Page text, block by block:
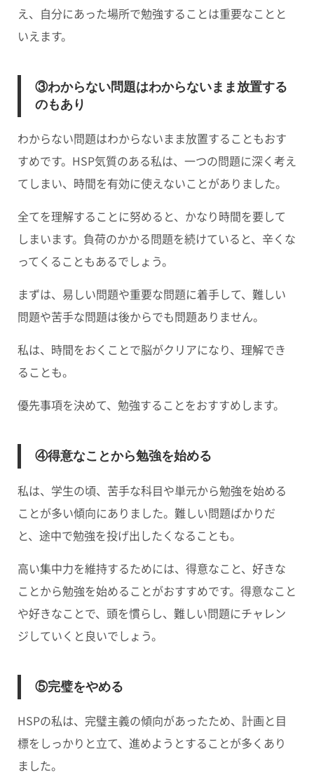
え、自分にあった場所で勉強することは重要なことと
いえます。
③わからない問題はわからないまま放置する
のもあり
わからない問題はわからないまま放置することもおす
すめです。HSP気質のある私は、一つの問題に深く考え
てしまい、時間を有効に使えないことがありました。
全てを理解することに努めると、かなり時間を要して
しまいます。負荷のかかる問題を続けていると、辛くな
ってくることもあるでしょう。
まずは、易しい問題や重要な問題に着手して、難しい
問題や苦手な問題は後からでも問題ありません。
私は、時間をおくことで脳がクリアになり、理解でき
ることも。
優先事項を決めて、勉強することをおすすめします。
④得意なことから勉強を始める
私は、学生の頃、苦手な科目や単元から勉強を始める
ことが多い傾向にありました。難しい問題ばかりだ
と、途中で勉強を投げ出したくなることも。
高い集中力を維持するためには、得意なこと、好きな
ことから勉強を始めることがおすすめです。 得意なこと
や好きなことで、頭を慣らし、難しい問題にチャレン
ジしていくと良いでしょう。
⑤完璧をやめる
HSPの私は、完璧主義の傾向があったため、計画と目
標をしっかりと立て、進めようとすることが多くあり
ました。